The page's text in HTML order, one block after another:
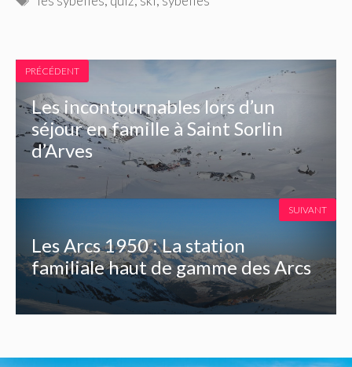
PRÉCÉDENT
Les incontournables lors d’un
séjour en famille à Saint Sorlin
d’Arves
Les Arcs 1950 : La station
familiale haut de gamme des Arcs
SUIVANT